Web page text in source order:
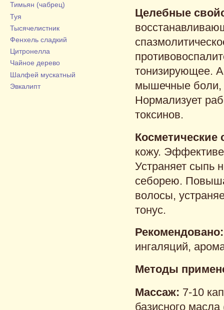
Тимьян (чабрец)
Туя
Тысячелистник
Фенхель сладкий
Цитронелла
Чайное дерево
Шалфей мускатный
Эвкалипт
Целебные
тонизирующее.
мышечные боли,
Нормализует
токсинов.
Косметические
кожу.
Устраняет сыпь
себорею.
волосы,
тонус.
Рекомендовано:
ингаляций,
Методы
Массаж: 7-10
базисного